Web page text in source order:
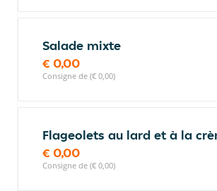
Salade mixte
€ 0,00
Consigne de (€ 0,00)
Flageolets au lard et à la
€ 0,00
Consigne de (€ 0,00)